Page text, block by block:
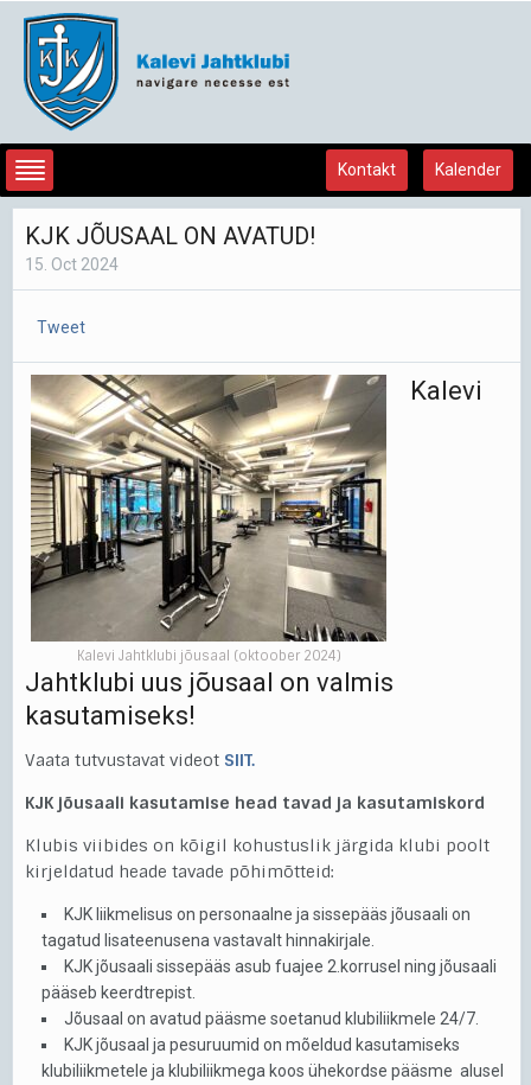
Kontakt Kalender
KJK JÕUSAAL ON AVATUD!
15. Oct 2024
Tweet
Kalevi Jahtklubi jõusaal (oktoober 2024)
Kalevi
Jahtklubi uus jõusaal on valmis
kasutamiseks!
Vaata tutvustavat videot SIIT.
KJK jõusaali kasutamise head tavad ja kasutamiskord
Klubis viibides on kõigil kohustuslik järgida klubi poolt
kirjeldatud heade tavade põhimõtteid:
KJK liikmelisus on personaalne ja sissepääs jõusaali on
tagatud lisateenusena vastavalt hinnakirjale.
KJK jõusaali sissepääs asub fuajee 2.korrusel ning jõusaali
pääseb keerdtrepist.
Jõusaal on avatud pääsme soetanud klubiliikmele 24/7.
KJK jõusaal ja pesuruumid on mõeldud kasutamiseks
klubiliikmetele ja klubiliikmega koos ühekordse pääsme alusel